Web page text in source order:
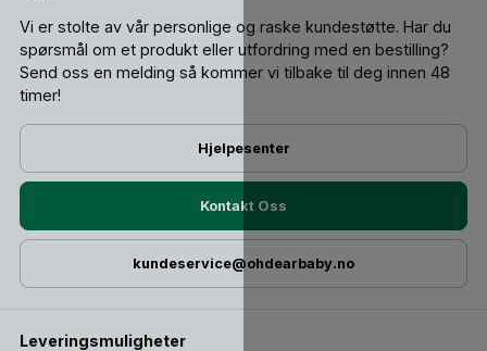
Vi er stolte av vår personlige og raske kundestøtte. Har du
spørsmål om et produkt eller utfordring med en bestilling?
Send oss ​​en melding så kommer vi tilbake til deg innen 48
timer!
Hjelpesenter
Kontakt Oss
kundeservice@ohdearbaby.no
Leveringsmuligheter